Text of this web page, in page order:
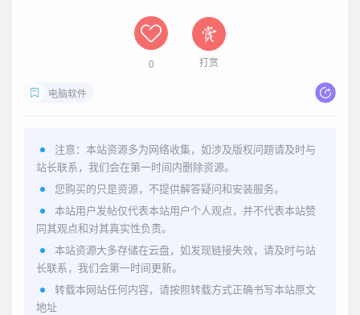
0 打赏
电脑软件
注意：本站资源多为网络收集，如涉及版权问题请及时与
站长联系，我们会在第一时间内删除资源。
您购买的只是资源，不提供解答疑问和安装服务。
本站用户发帖仅代表本站用户个人观点，并不代表本站赞
同其观点和对其真实性负责。
本站资源大多存储在云盘，如发现链接失效，请及时与站
长联系，我们会第一时间更新。
转载本网站任何内容，请按照转载方式正确书写本站原文
地址